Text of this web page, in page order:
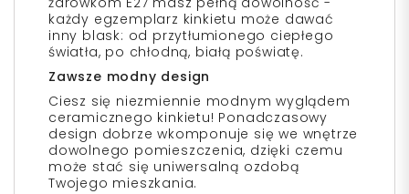
każdy egzemplarz kinkietu może dawać
inny blask: od przytłumionego ciepłego
światła, po chłodną, białą poświatę.
Zawsze modny design
Ciesz się niezmiennie modnym wyglądem
ceramicznego kinkietu! Ponadczasowy
design dobrze wkomponuje się we wnętrze
dowolnego pomieszczenia, dzięki czemu
może stać się uniwersalną ozdobą
Twojego mieszkania.